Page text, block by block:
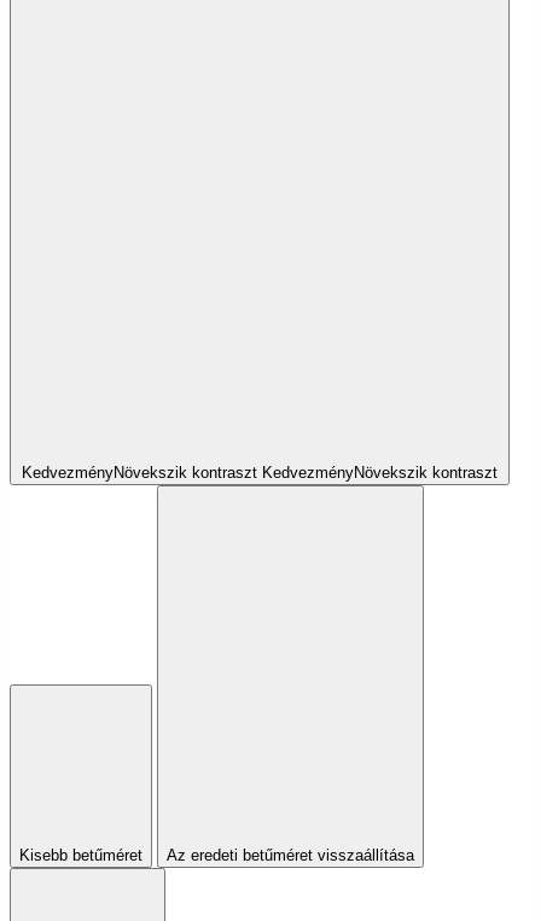
KedvezményNövekszik kontraszt KedvezményNövekszik kontraszt
Kisebb betűméret Az eredeti betűméret visszaállítása